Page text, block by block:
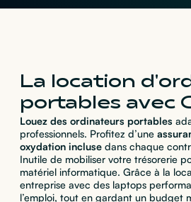
La location
portables avec
Louez des ordinateurs portables
professionnels. Profitez d’une
oxydation inclusedans chaque
Inutile de mobiliser votre trésorerie
matériel informatique. Grâce à la
entreprise avec des laptops
l’emploi, tout en gardant un budget